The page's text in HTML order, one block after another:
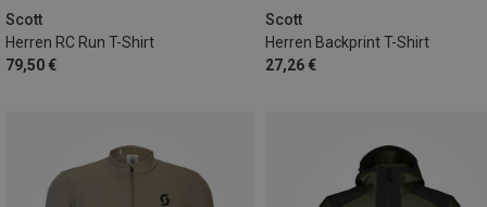
Scott
Herren RC Run T-Shirt
79,50 €
Scott
Herren Backprint T-Shirt
27,26 €